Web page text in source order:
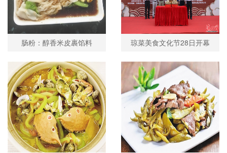
肠粉：醇香米皮裹馅料 琼菜美食文化节28日开幕